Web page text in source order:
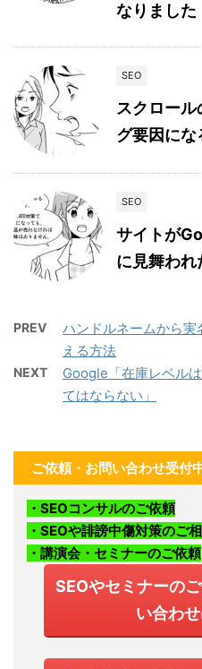
なりました
SEO
スクロー
グ要因にな
SEO
サイトが
に見舞われ
PREV
ハンドルネームから
える方法
NEXT
Google「在庫レベル
てはならない」
ご依頼・お問い合わせ受付
・SEOコンサルのご依頼
・SEOや誹謗中傷対策のご
・講演会・セミナーのご依頼
SEOやセミナーの
い合わ